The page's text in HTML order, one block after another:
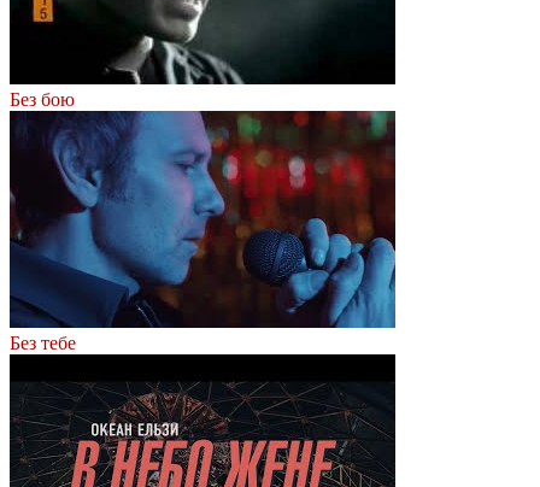
Без бою
Без тебе